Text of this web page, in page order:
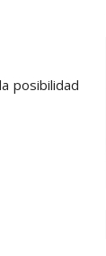
posibilidad